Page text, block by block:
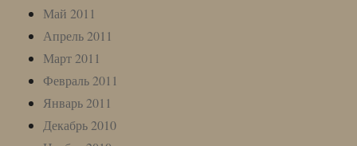
Май 2011
Апрель 2011
Март 2011
Февраль 2011
Январь 2011
Декабрь 2010